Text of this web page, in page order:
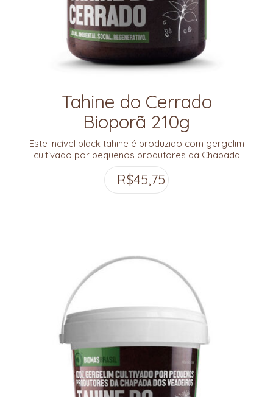
Tahine do Cerrado
Bioporã 210g
Este incível black tahine é produzido com gergelim
cultivado por pequenos produtores da Chapada
do Veadeiros.
R$45,75